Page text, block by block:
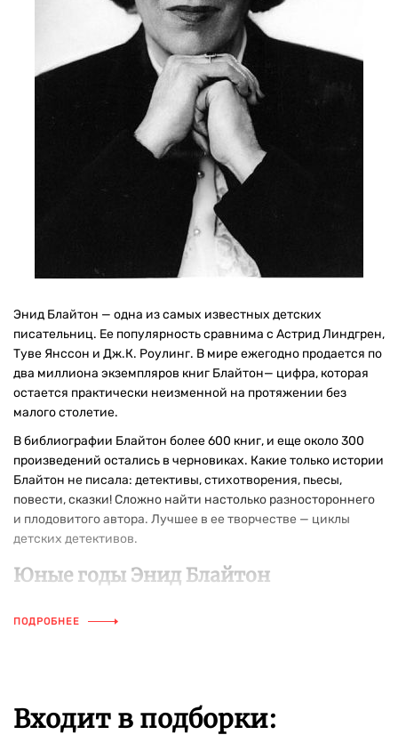
Энид Блайтон — одна из самых известных детских
писательниц. Ее популярность сравнима с Астрид Линдгрен,
Туве Янссон и Дж.К. Роулинг. В мире ежегодно продается по
два миллиона экземпляров книг Блайтон— цифра, которая
остается практически неизменной на протяжении без
малого столетие.
В библиографии Блайтон более 600 книг, и еще около 300
произведений остались в черновиках. Какие только истории
Блайтон не писала: детективы, стихотворения, пьесы,
повести, сказки! Сложно найти настолько разностороннего
и плодовитого автора. Лучшее в ее творчестве — циклы
детских детективов.
Юные годы Энид Блайтон
Каждая встреча с природой становилась темой для урока
биологии. Отец знал названия всех растений и животных,
ПОДРОБНЕЕ
Входит в подборки: